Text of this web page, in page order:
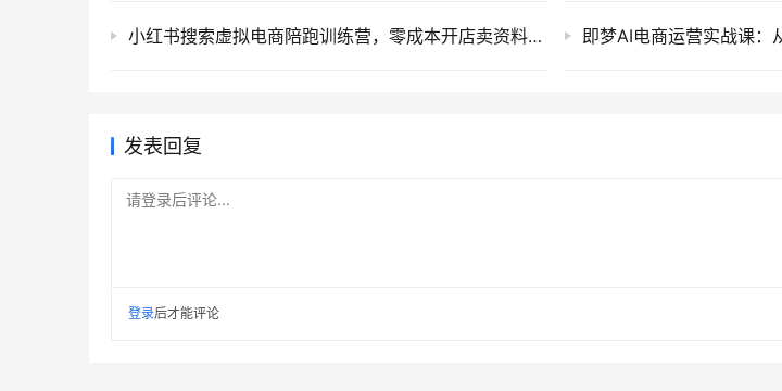
小红书搜索虚拟电商陪跑训练营，零成本开店卖资料与全自动发货矩阵项目教程
发表回复
请登录后评论...
登录后才能评论